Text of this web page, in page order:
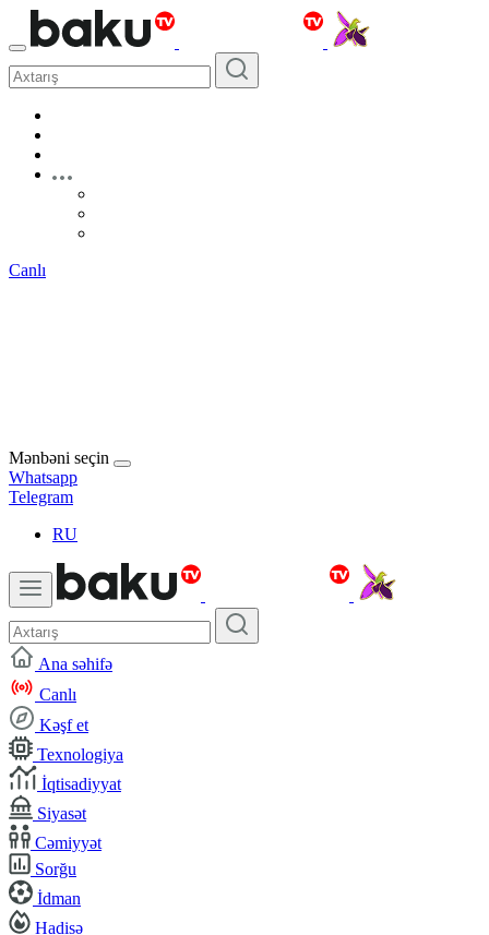
Canlı
Mənbəni seçin
Whatsapp
Telegram
RU
Ana səhifə
Canlı
Kəşf et
Texnologiya
İqtisadiyyat
Siyasət
Cəmiyyət
Sorğu
İdman
Hadisə